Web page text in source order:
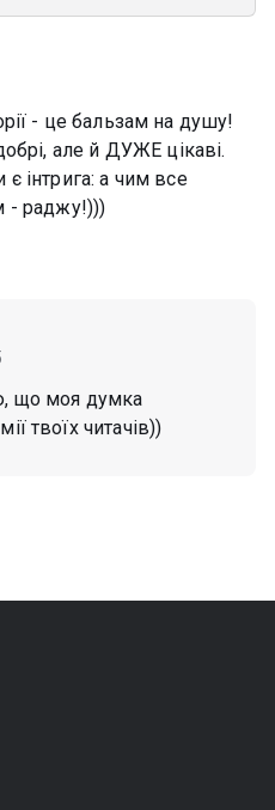
- це бальзам на душу!
але й ДУЖЕ цікаві.
інтрига: а чим все
- раджу!)))
що моя думка
твоїх читачів))